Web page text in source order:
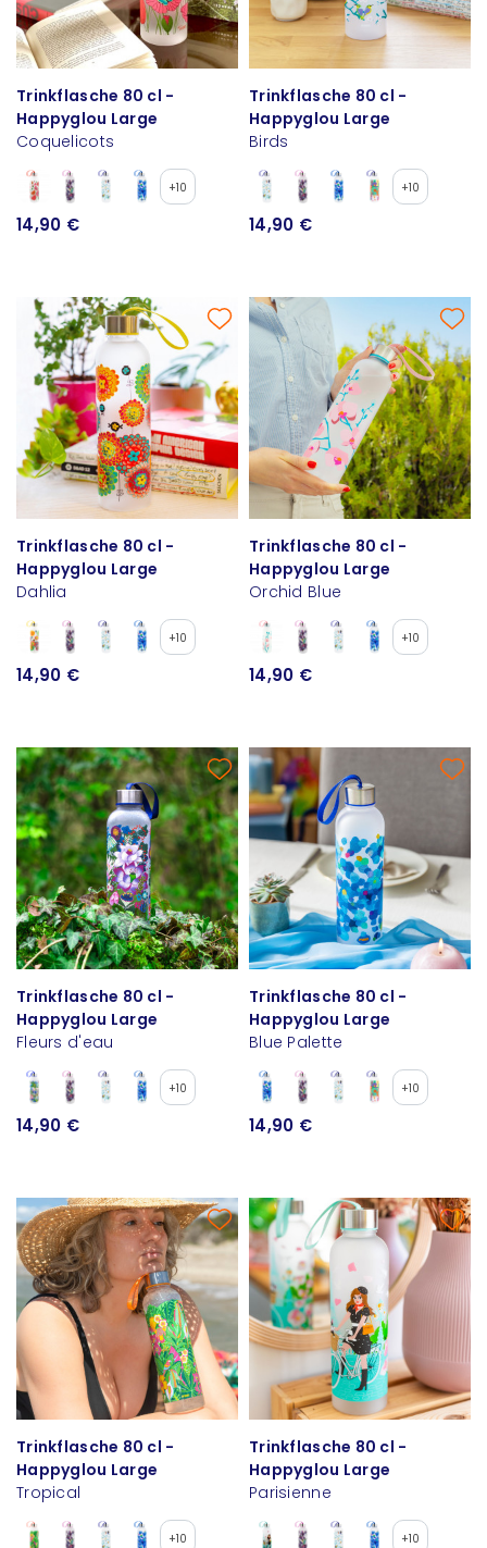
Trinkflasche 80 cl -
Happyglou Large
Coquelicots
+10
14,90 €
Trinkflasche 80 cl -
Happyglou Large
Birds
+10
14,90 €
Trinkflasche 80 cl -
Happyglou Large
Dahlia
+10
14,90 €
Trinkflasche 80 cl -
Happyglou Large
Orchid Blue
+10
14,90 €
Trinkflasche 80 cl -
Happyglou Large
Fleurs d'eau
+10
14,90 €
Trinkflasche 80 cl -
Happyglou Large
Blue Palette
+10
14,90 €
Trinkflasche 80 cl -
Happyglou Large
Tropical
+10
Trinkflasche 80 cl -
Happyglou Large
Parisienne
+10